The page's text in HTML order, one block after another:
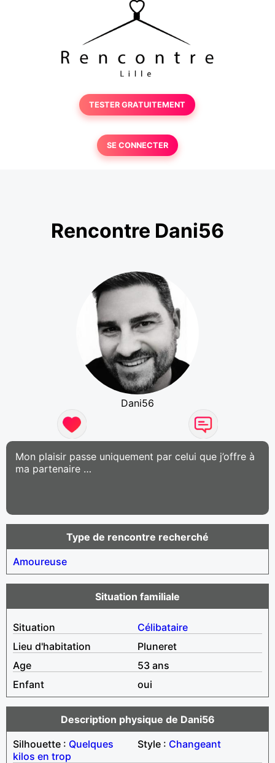
TESTER GRATUITEMENT
SE CONNECTER
Rencontre Dani56
Dani56
Mon plaisir passe uniquement par celui que j’offre à
ma partenaire …
Type de rencontre recherché
Amoureuse
Situation familiale
Situation
Célibataire
Lieu d'habitation
Pluneret
Age
53 ans
Enfant
oui
Description physique de Dani56
Silhouette : Quelques
kilos en trop
Style : Changeant